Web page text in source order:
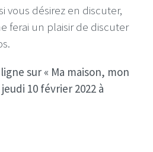
vous désirez en discuter,
ferai un plaisir de discuter
sur « Ma maison, mon
10 février 2022 à